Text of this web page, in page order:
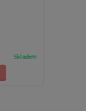
Skladem